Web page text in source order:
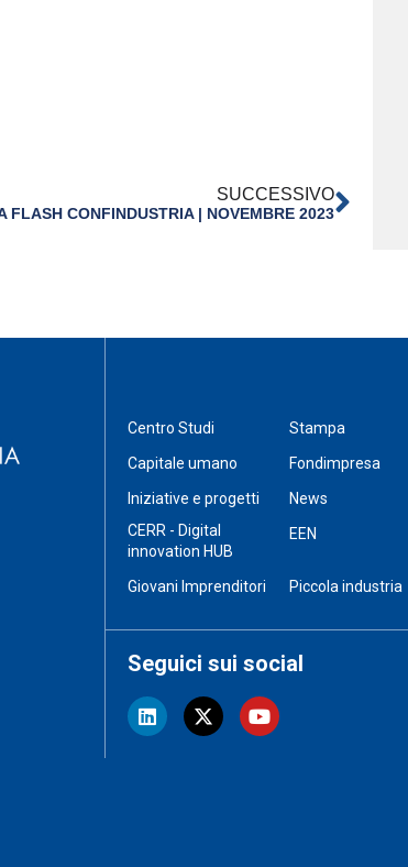
SUCCESSIVO
FLASH CONFINDUSTRIA | NOVEMBRE 2023
Centro Studi
Stampa
Capitale umano
Fondimpresa
Iniziative e progetti
News
CERR - Digital
innovation HUB
EEN
Giovani Imprenditori Piccola industria
Seguici sui social